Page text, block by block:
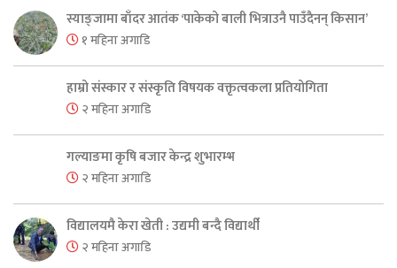
स्याङ्जामा बाँदर आतंक ‘पाकेको बाली भित्राउनै पाउँदैनन् किसान’
१ महिना अगाडि
हाम्रो संस्कार र संस्कृति विषयक वक्तृत्वकला प्रतियोगिता
२ महिना अगाडि
गल्याङमा कृषि बजार केन्द्र शुभारम्भ
२ महिना अगाडि
विद्यालयमै केरा खेती : उद्यमी बन्दै विद्यार्थी
२ महिना अगाडि